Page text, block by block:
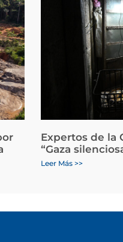
Expertos de la
“Gaza
Leer Más >>